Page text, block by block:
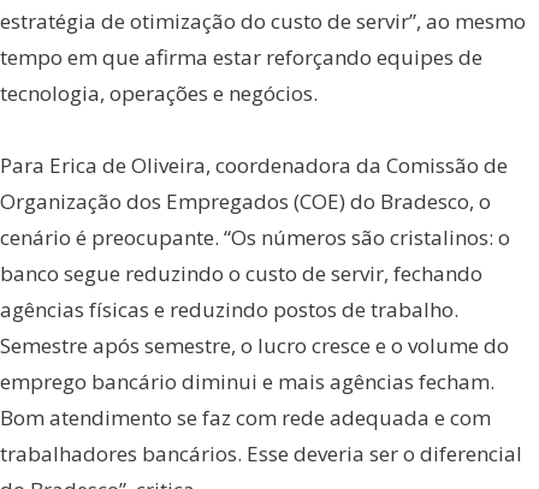
estratégia de otimização do custo de servir”, ao mesmo
tempo em que afirma estar reforçando equipes de
tecnologia, operações e negócios.
Para Erica de Oliveira, coordenadora da Comissão de
Organização dos Empregados (COE) do Bradesco, o
cenário é preocupante. “Os números são cristalinos: o
banco segue reduzindo o custo de servir, fechando
agências físicas e reduzindo postos de trabalho.
Semestre após semestre, o lucro cresce e o volume do
emprego bancário diminui e mais agências fecham.
Bom atendimento se faz com rede adequada e com
trabalhadores bancários. Esse deveria ser o diferencial